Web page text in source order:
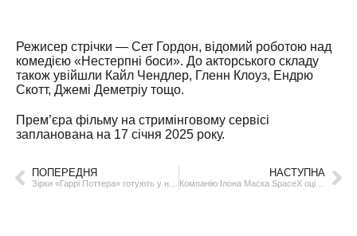
Режисер стрічки — Сет Гордон, відомий роботою над
комедією «Нестерпні боси». До акторського складу
також увійшли Кайл Чендлер, Гленн Клоуз, Ендрю
Скотт, Джемі Деметріу тощо.
Прем’єра фільму на стримінговому сервісі
запланована на 17 січня 2025 року.
ПОПЕРЕДНЯ НАСТУПНА
Компанію Ілона Маска SpaceX оцінюють у $255 мільярдів